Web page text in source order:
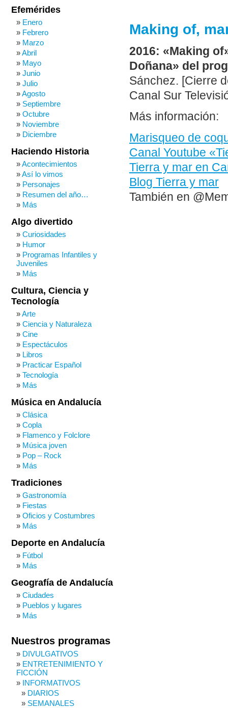
Making of,
2016: «Making
Doñana» del
Sánchez. [Cierre
Canal Sur
Más información:
Marisqueo de
Canal Youtube
Tierra y mar en
Blog Tierra y mar
También en
Efemérides
Enero
Febrero
Marzo
Abril
Mayo
Junio
Julio
Agosto
Septiembre
Octubre
Noviembre
Diciembre
Haciendo Historia
Acontecimientos
Así lo vimos
Personajes
Resumen del año…
Más
Algo divertido
Curiosidades
Humor
Programas Infantiles y
Juveniles
Más
Cultura, Ciencia y
Tecnología
Arte
Ciencia y Naturaleza
Cine
Espectáculos
Libros
Practicar Español
Tecnología
Más
Música en Andalucía
Clásica
Copla
Flamenco y Folclore
Música joven
Pop – Rock
Más
Tradiciones
Gastronomía
Fiestas
Oficios y Costumbres
Más
Deporte en Andalucía
Fútbol
Más
Geografía de Andalucía
Ciudades
Pueblos y lugares
Más
Nuestros programas
DIVULGATIVOS
ENTRETENIMIENTO Y
FICCIÓN
INFORMATIVOS
DIARIOS
SEMANALES